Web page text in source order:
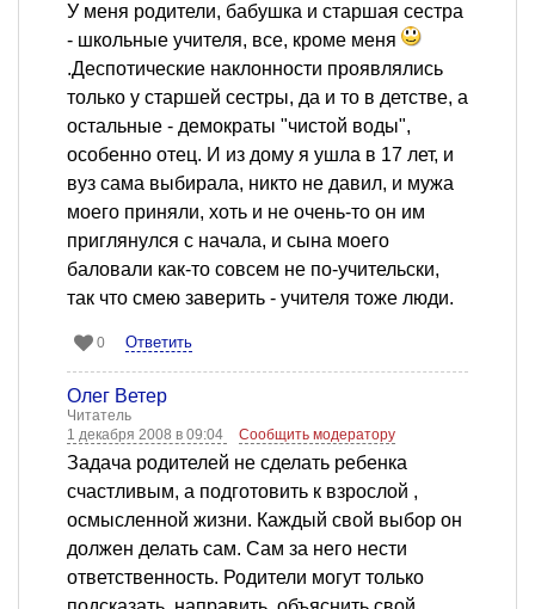
У меня родители, бабушка и старшая сестра
- школьные учителя, все, кроме меня
.Деспотические наклонности проявлялись
только у старшей сестры, да и то в детстве, а
остальные - демократы "чистой воды",
особенно отец. И из дому я ушла в 17 лет, и
вуз сама выбирала, никто не давил, и мужа
моего приняли, хоть и не очень-то он им
приглянулся с начала, и сына моего
баловали как-то совсем не по-учительски,
так что смею заверить - учителя тоже люди.
0 Ответить
Олег Ветер
Читатель
1 декабря 2008 в 09:04
Сообщить модератору
Задача родителей не сделать ребенка
счастливым, а подготовить к взрослой ,
осмысленной жизни. Каждый свой выбор он
должен делать сам. Сам за него нести
ответственность. Родители могут только